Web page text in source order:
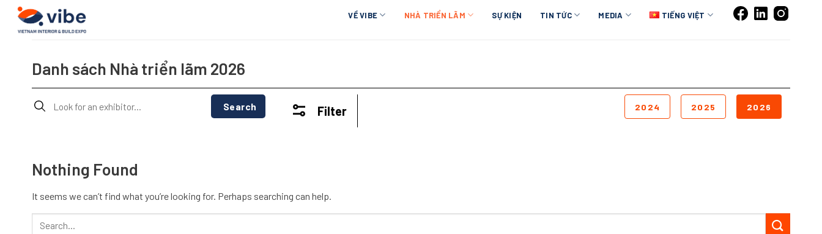
Skip
content
VỀ VIBE NHÀ TRIỂN LÃM SỰ KIỆN TIN TỨC MEDIA TIẾNG VIỆT
Danh sách Nhà triển lãm 2026
Search Filter 2024 2025 2026
Nothing Found
It seems we can’t find what you’re looking for. Perhaps searching can help.